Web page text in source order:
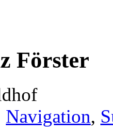
Förster
Navigation,